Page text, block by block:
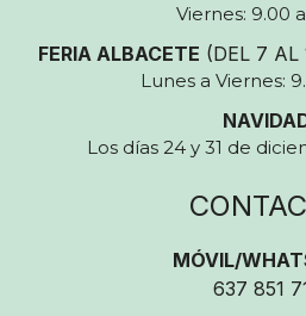
Viernes: 9.00
FERIA ALBACETE (DEL 7 AL
Lunes a Viernes:
Los días 24 y 31 de
MÓVIL/
637 851